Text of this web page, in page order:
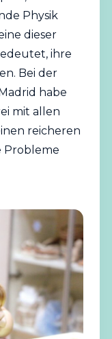
Physik
dieser
ihre
Bei der
habe
mit allen
reicheren
Probleme